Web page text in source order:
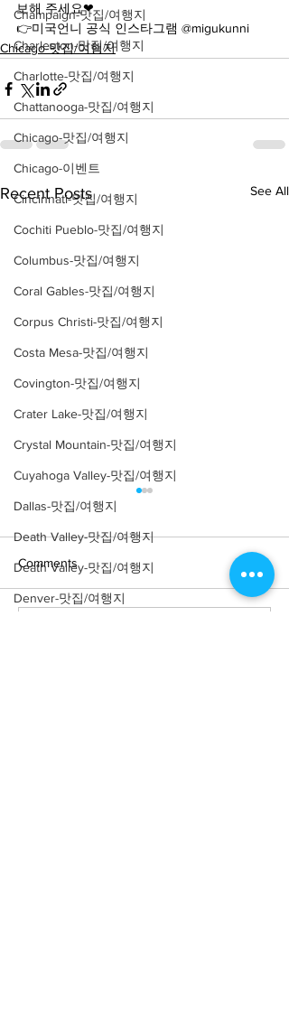
Champaign-맛집/여행지
Charleston-맛집/여행지
Charlotte-맛집/여행지
Chattanooga-맛집/여행지
Chicago-맛집/여행지
Chicago-이벤트
Cincinnati-맛집/여행지
Cochiti Pueblo-맛집/여행지
Columbus-맛집/여행지
Coral Gables-맛집/여행지
Corpus Christi-맛집/여행지
Costa Mesa-맛집/여행지
Covington-맛집/여행지
Crater Lake-맛집/여행지
Crystal Mountain-맛집/여행지
Cuyahoga Valley-맛집/여행지
Dallas-맛집/여행지
Death Valley-맛집/여행지
Death Valley-맛집/여행지
Denver-맛집/여행지
보해 주세요❤
👉미국언니 공식 인스타그램 @migukunni
Chicago-맛집/여행지
Recent Posts See All
Comments